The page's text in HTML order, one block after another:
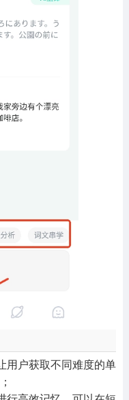
用户获取不同难度的单